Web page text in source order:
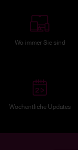
Wo immer Sie sind
Wöchentliche Updates